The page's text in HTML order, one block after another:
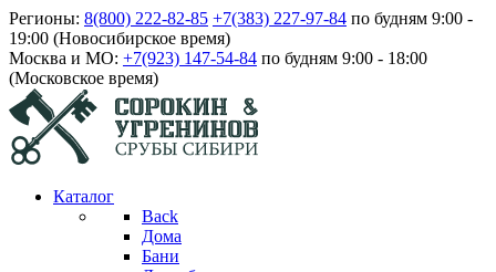
Регионы: 8(800) 222-82-85 +7(383) 227-97-84 по будням 9:00 -
19:00 (Новосибирское время)
Москва и МО: +7(923) 147-54-84 по будням 9:00 - 18:00
(Московское время)
Каталог
Back
Дома
Бани